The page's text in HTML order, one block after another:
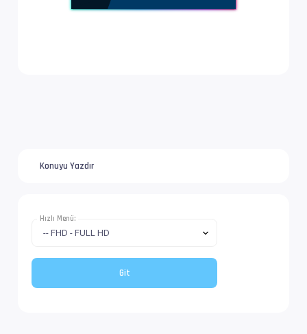
İz Adı            : Türkçe | www.filmbol.org
İz Adı            : Türkçe | www.filmbol.org
Ses  #4           : E-AC-3 JOC | 768 kb/s
Ses Profili       : Dolby Digital Plus with
Konuyu Yazdır
Hızlı Menü: